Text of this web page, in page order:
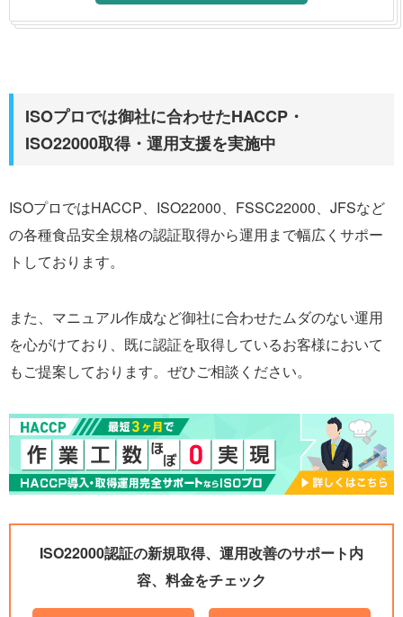
ISOプロでは御社に合わせたHACCP・
ISO22000取得・運用支援を実施中
ISOプロではHACCP、ISO22000、FSSC22000、JFSなど
の各種食品安全規格の認証取得から運用まで幅広くサポー
トしております。
また、マニュアル作成など御社に合わせたムダのない運用
を心がけており、既に認証を取得しているお客様において
もご提案しております。ぜひご相談ください。
ISO22000認証の新規取得、運用改善のサポート内
容、料金をチェック